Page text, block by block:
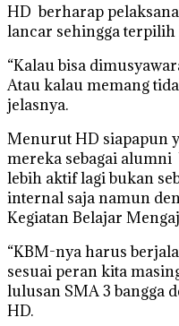
HD berharap
lancar sehingga
“Kalau bisa
Atau kalau memang
jelasnya.
Menurut HD siapapun
mereka sebagai
lebih aktif lagi bukan
internal saja namun
Kegiatan Belajar
“KBM-nya harus
sesuai peran kita
lulusan SMA 3 bangga
HD.